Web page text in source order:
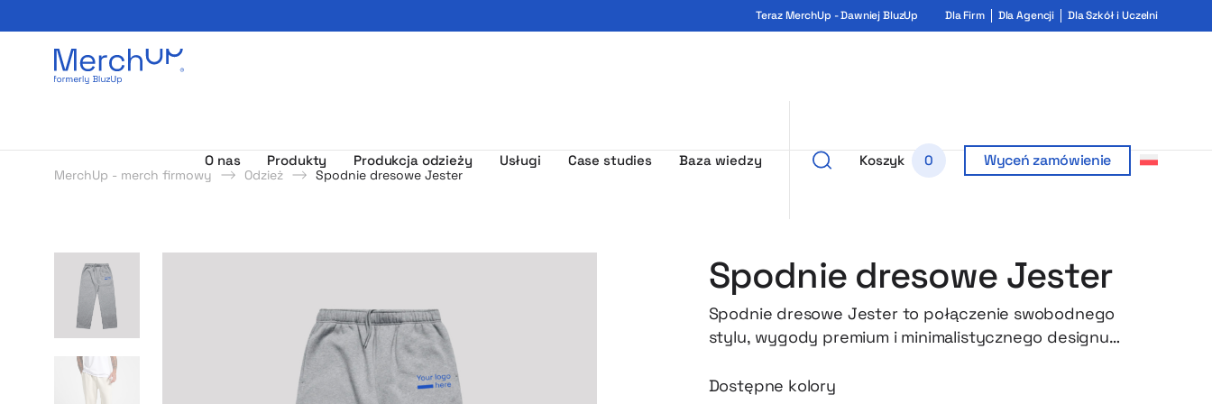
Teraz MerchUp - Dawniej BluzUp Dla Firm Dla Agencji Dla Szkół i Uczelni
Odzież reklamowa z nadrukiem i gadżety firmowe z logo - MerchUp
O nas Produkty Produkcja odzieży Usługi Case studies Baza wiedzy Koszyk 0 Wyceń zamówienie
MerchUp - merch firmowy Odzież Spodnie dresowe Jester
Spodnie dresowe Jester
Spodnie dresowe Jester to połączenie swobodnego
stylu, wygody premium i minimalistycznego designu
jakości, grubszej dzianiny o gramaturze 320 GSM
Dostępne kolory